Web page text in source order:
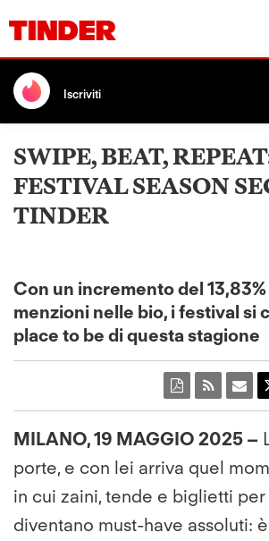
Iscriviti
SWIPE, BEAT,
FESTIVAL SEASON
TINDER
Con un incremento del
menzioni nelle bio, i festival si
place to be di questa stagione
MILANO, 19 MAGGIO 2025 –
porte, e con lei arriva quel
in cui zaini, tende e biglietti
diventano must-have assoluti: